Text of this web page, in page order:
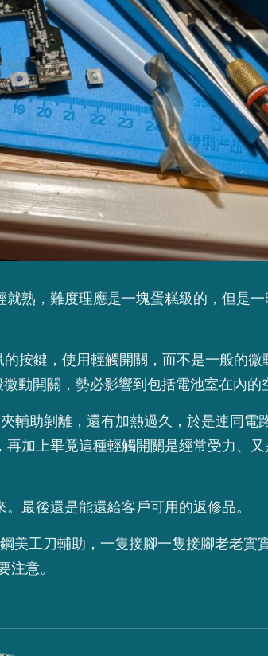
熟，難度理應是一塊蛋糕級的，但是
鍵，使用輕觸開關，而不是一般的微
動開關，勢必影響到包括電池室在內的
輔助剝離，還有加熱過久，於是連同電
加上畢竟這種輕觸開關是經常受力、
最後還是能還給客戶可用的返修品。
美工刀輔助，一隻接腳一隻接腳老老實
注意。